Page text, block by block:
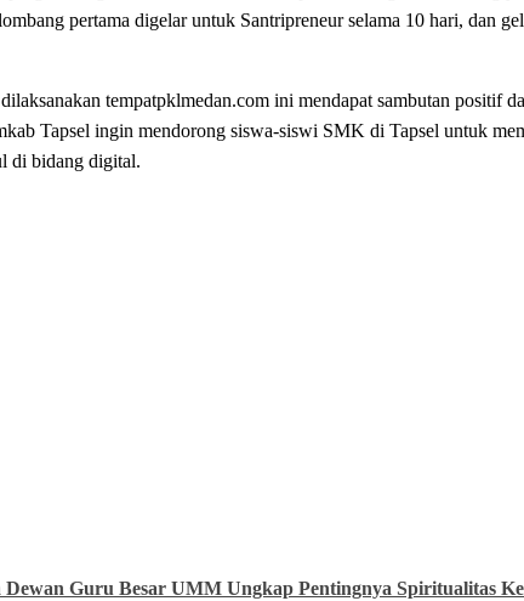
pertama digelar untuk Santripreneur selama 10 hari, dan
tempatpklmedan.com ini mendapat sambutan positif
Tapsel ingin mendorong siswa-siswi SMK di Tapsel untuk
di bidang digital.
Guru Besar UMM Ungkap Pentingnya Spiritualitas